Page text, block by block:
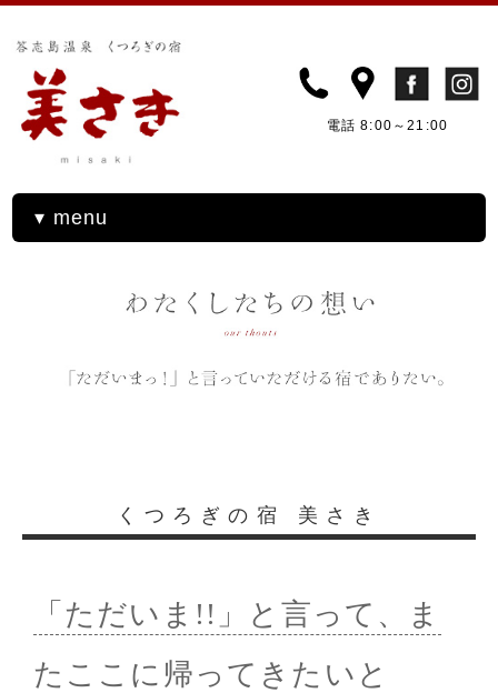
電話 8:00～21:00
▾ menu
くつろぎの宿 美さき
「ただいま!!」と言って、ま
たここに帰ってきたいと